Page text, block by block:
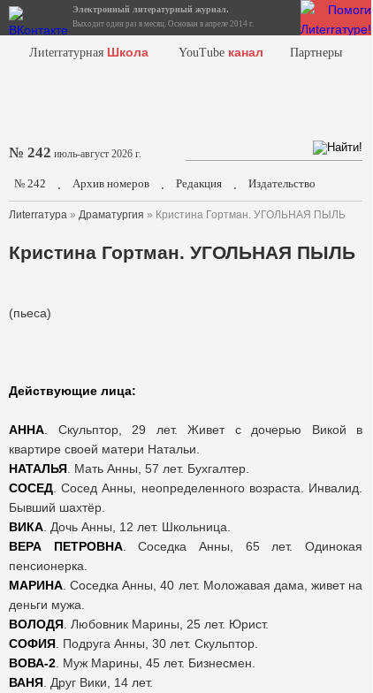
Электронный литературный журнал.
Выходит один раз в месяц. Основан в апреле 2014 г.
Лиterraтурная Школа YouTube канал Партнеры
№ 242 июль-август 2026 г.
№ 242 . Архив номеров . Редакция . Издательство
Лиterraтура » Драматургия » Кристина Гортман. УГОЛЬНАЯ ПЫЛЬ
Кристина Гортман. УГОЛЬНАЯ ПЫЛЬ
(пьеса)
Действующие лица:
АННА . Скульптор, 29 лет. Живет с дочерью Викой в
квартире своей матери Натальи.
НАТАЛЬЯ . Мать Анны, 57 лет. Бухгалтер.
СОСЕД . Сосед Анны, неопределенного возраста. Инвалид.
Бывший шахтёр.
ВИКА . Дочь Анны, 12 лет. Школьница.
ВЕРА ПЕТРОВНА. Соседка Анны, 65 лет. Одинокая
пенсионерка.
МАРИНА . Соседка Анны, 40 лет. Моложавая дама, живет на
деньги мужа.
ВОЛОДЯ . Любовник Марины, 25 лет. Юрист.
СОФИЯ . Подруга Анны, 30 лет. Скульптор.
ВОВА-2 . Муж Марины, 45 лет. Бизнесмен.
ВАНЯ . Друг Вики, 14 лет.